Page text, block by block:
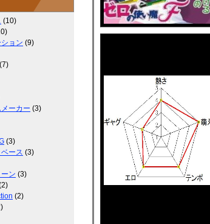
(10)
ョン (9)
(7)
ーカー (3)
(3)
ース (3)
ン (3)
(2)